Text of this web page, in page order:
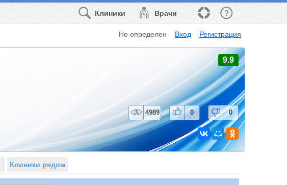
Врачи
Клиники
Не определен Вход Регистрация
9.9
4989 0 0
Клиники рядом